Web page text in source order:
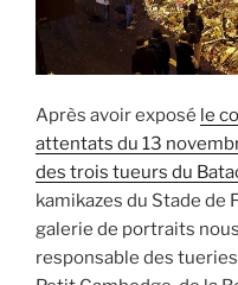
Après avoir exposé le
attentats du 13
des trois tueurs du
kamikazes du Stade de
galerie de portraits
responsable des